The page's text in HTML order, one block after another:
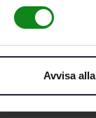
Avvisa alla